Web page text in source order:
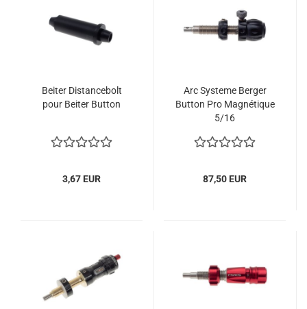
Beiter Distancebolt
pour Beiter Button
3,67 EUR
Arc Systeme Berger
Button Pro Magnétique
5/16
87,50 EUR